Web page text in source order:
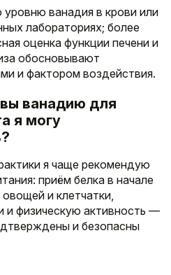
ванадия в крови или
лабораториях; более
оценка функции печени и
обосновывают
и фактором воздействия.
ванадию для
я могу
я чаще рекомендую
приём белка в начале
и клетчатки,
и физическую активность —
и безопасны